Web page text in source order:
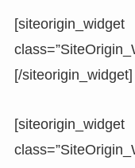
[siteorigin_widget
[/siteorigin_widget]
[siteorigin_widget